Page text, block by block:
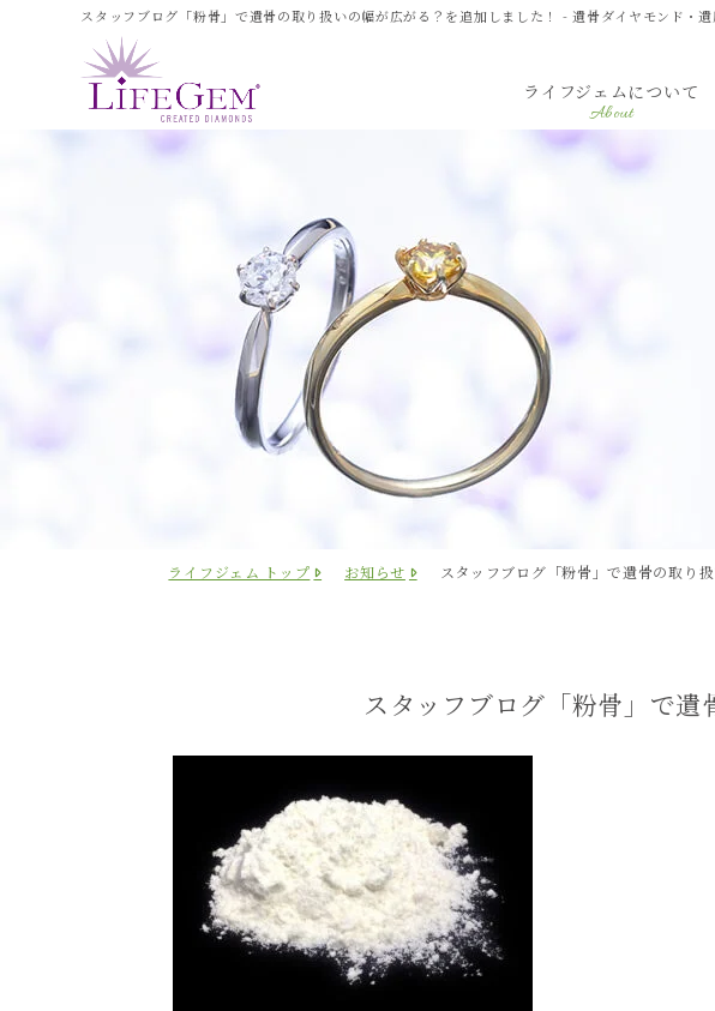
スタッフブログ「粉骨」で遺骨の取り扱いの幅が広がる？を追加しました！ - 遺骨ダイヤモンド・
ライフジェムについて
About
ライフジェム トップ お知らせ スタッフブログ「粉骨」で遺骨の取り
スタッフブログ「粉骨」で遺